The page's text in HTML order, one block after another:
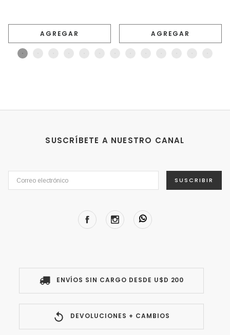
AGREGAR AGREGAR
SUSCRÍBETE A NUESTRO CANAL
SUSCRIBIR
ENVÍOS SIN CARGO DESDE U$D 200
DEVOLUCIONES + CAMBIOS